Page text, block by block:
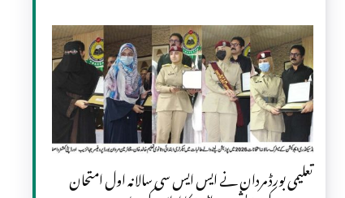
تعلیمی بورڈ مردان نے ایس ایس سی سالانہ اول امتحان